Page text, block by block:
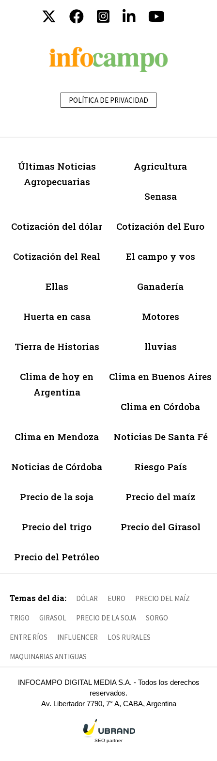
POLÍTICA DE PRIVACIDAD
Últimas Noticias
Agropecuarias
Agricultura
Senasa
Cotización del dólar Cotización del Euro
Cotización del Real El campo y vos
Ellas Ganadería
Huerta en casa Motores
Tierra de Historias lluvias
Clima de hoy en
Argentina
Clima en Buenos Aires
Clima en Córdoba
Clima en Mendoza Noticias De Santa Fé
Noticias de Córdoba Riesgo País
Precio de la soja Precio del maíz
Precio del trigo Precio del Girasol
Precio del Petróleo
Temas del día: DÓLAR EURO PRECIO DEL MAÍZ
TRIGO GIRASOL PRECIO DE LA SOJA SORGO
ENTRE RÍOS INFLUENCER LOS RURALES
MAQUINARIAS ANTIGUAS
INFOCAMPO DIGITAL MEDIA S.A. - Todos los derechos
reservados.
Av. Libertador 7790, 7° A, CABA, Argentina
SEO partner